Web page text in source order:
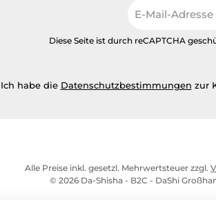
Mail-
Diese Seite ist durch reCAPTCHA
Ich habe die Datenschutzbestimmungen zur
Alle Preise inkl. gesetzl. Mehrwertsteuer zzgl.
© 2026 Da-Shisha - B2C - DaShi